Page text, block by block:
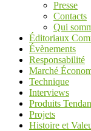
Presse
Contacts
Qui
Éditoriaux
Évènements
Responsabilité
Marché
Technique
Interviews
Produits
Projets
Histoire et